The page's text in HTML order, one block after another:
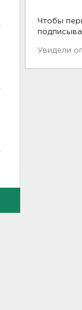
Чтобы
Увидели